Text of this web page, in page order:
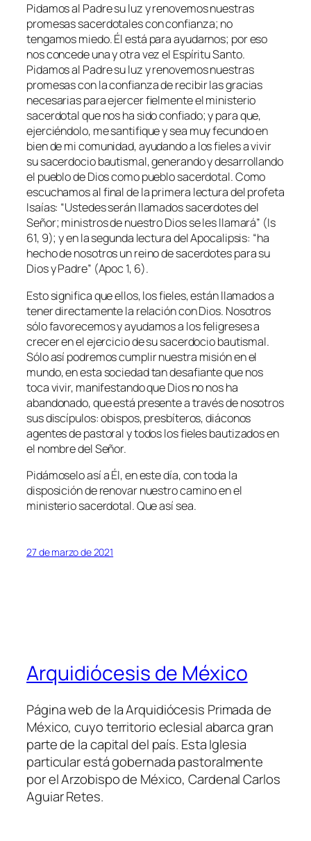
Pidamos al Padre su luz y renovemos nuestras
promesas sacerdotales con conﬁanza; no
tengamos miedo. Él está para ayudarnos; por eso
nos concede una y otra vez el Espíritu Santo.
Pidamos al Padre su luz y renovemos nuestras
promesas con la conﬁanza de recibir las gracias
necesarias para ejercer ﬁelmente el ministerio
sacerdotal que nos ha sido conﬁado; y para que,
ejerciéndolo, me santiﬁque y sea muy fecundo en
bien de mi comunidad, ayudando a los ﬁeles a vivir
su sacerdocio bautismal, generando y desarrollando
el pueblo de Dios como pueblo sacerdotal. Como
escuchamos al ﬁnal de la primera lectura del profeta
Isaías: “Ustedes serán llamados sacerdotes del
Señor; ministros de nuestro Dios se les llamará” (Is
61, 9); y en la segunda lectura del Apocalipsis: “ha
hecho de nosotros un reino de sacerdotes para su
Dios y Padre” (Apoc 1, 6).
Esto signiﬁca que ellos, los ﬁeles, están llamados a
tener directamente la relación con Dios. Nosotros
sólo favorecemos y ayudamos a los feligreses a
crecer en el ejercicio de su sacerdocio bautismal.
Sólo así podremos cumplir nuestra misión en el
mundo, en esta sociedad tan desaﬁante que nos
toca vivir, manifestando que Dios no nos ha
abandonado, que está presente a través de nosotros
sus discípulos: obispos, presbíteros, diáconos
agentes de pastoral y todos los ﬁeles bautizados en
el nombre del Señor.
Pidámoselo así a Él, en este día, con toda la
disposición de renovar nuestro camino en el
ministerio sacerdotal. Que así sea.
27 de marzo de 2021
Arquidiócesis de México
Página web de la Arquidiócesis Primada de
México, cuyo territorio eclesial abarca gran
parte de la capital del país. Esta Iglesia
particular está gobernada pastoralmente
por el Arzobispo de México, Cardenal Carlos
Aguiar Retes.